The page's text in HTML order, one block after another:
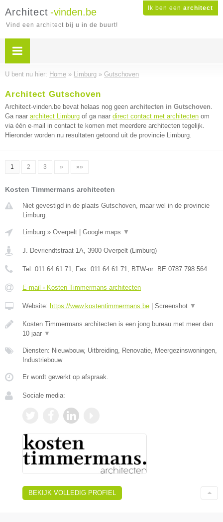
Ik ben een architect
Architect -vinden.be
Vind een architect bij u in de buurt!
U bent nu hier: Home » Limburg » Gutschoven
Architect Gutschoven
Architect-vinden.be bevat helaas nog geen architecten in Gutschoven.
Ga naar architect Limburg of ga naar direct contact met architecten om
via één e-mail in contact te komen met meerdere architecten tegelijk.
Hieronder worden nu resultaten getoond uit de provincie Limburg.
1 2 3 » »»
Kosten Timmermans architecten
Niet gevestigd in de plaats Gutschoven, maar wel in de provincie
Limburg.
Limburg » Overpelt Google maps ▼
J. Devriendtstraat 1A, 3900 Overpelt (Limburg)
Tel: 011 64 61 71, Fax: 011 64 61 71, BTW-nr: BE 0787 798 564
E-mail › Kosten Timmermans architecten
Website: https://www.kostentimmermans.be Screenshot ▼
Kosten Timmermans architecten is een jong bureau met meer dan
10 jaar ▼
Diensten: Nieuwbouw, Uitbreiding, Renovatie, Meergezinswoningen,
Industriebouw
Er wordt gewerkt op afspraak.
Sociale media:
BEKIJK VOLLEDIG PROFIEL